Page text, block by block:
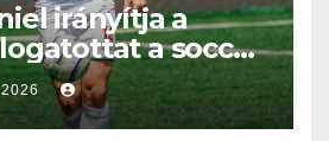
irányítja a
a socca-